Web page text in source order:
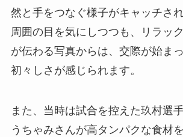
然と手をつなぐ様子がキャッチされ
周囲の目を気にしつつも、リラッ
が伝わる写真からは、交際が始ま
初々しさが感じられます。
また、当時は試合を控えた玖村選
うちゃみさんが高タンパクな食材